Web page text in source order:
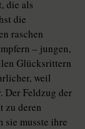
die als
die
raschen
– jungen,
Glücksrittern
weil
Der Feldzug der
zu deren
sie musste ihre